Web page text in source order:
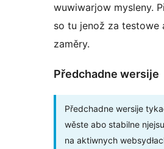
wuwiwarjow mysleny.
so tu jenož za testowe
zaměry.
Předchadne wersije
Předchadne wersije
wěste abo stabilne
na aktiwnych